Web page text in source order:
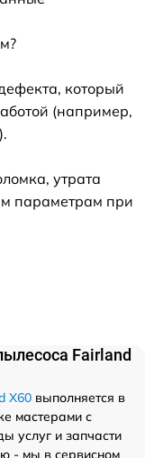
который
(например,
утрата
параметрам при
Fairland
X60 выполняется в
мастерами с
услуг и запчасти
- мы в сервисном